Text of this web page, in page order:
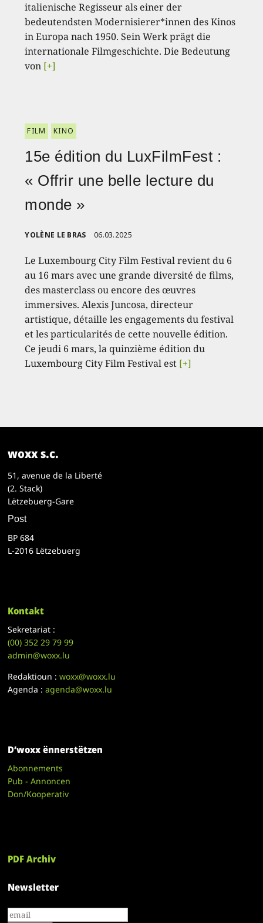
italienische Regisseur als einer der
bedeutendsten Modernisierer*innen des Kinos
in Europa nach 1950. Sein Werk prägt die
internationale Filmgeschichte. Die Bedeutung
von [+]
FILM KINO
15e édition du LuxFilmFest :
« Offrir une belle lecture du
monde »
YOLÈNE LE BRAS 06.03.2025
Le Luxembourg City Film Festival revient du 6
au 16 mars avec une grande diversité de films,
des masterclass ou encore des œuvres
immersives. Alexis Juncosa, directeur
artistique, détaille les engagements du festival
et les particularités de cette nouvelle édition.
Ce jeudi 6 mars, la quinzième édition du
Luxembourg City Film Festival est [+]
woxx s.c.
51, avenue de la Liberté
(2. Stack)
Lëtzebuerg-Gare
Post
BP 684
L-2016 Lëtzebuerg
Kontakt
Sekretariat :
(00)352 29 79 99
admin@woxx.lu
Redaktioun :woxx@woxx.lu
Agenda :agenda@woxx.lu
D’woxx ënnerstëtzen
Abonnements
Pub - Annoncen
Don/Kooperativ
PDF Archiv
Newsletter